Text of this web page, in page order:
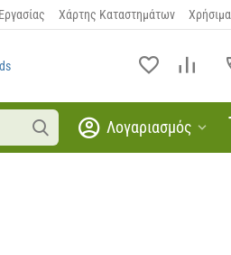
Χάρτης Καταστημάτων Χρήσιμα
Λογαριασμός